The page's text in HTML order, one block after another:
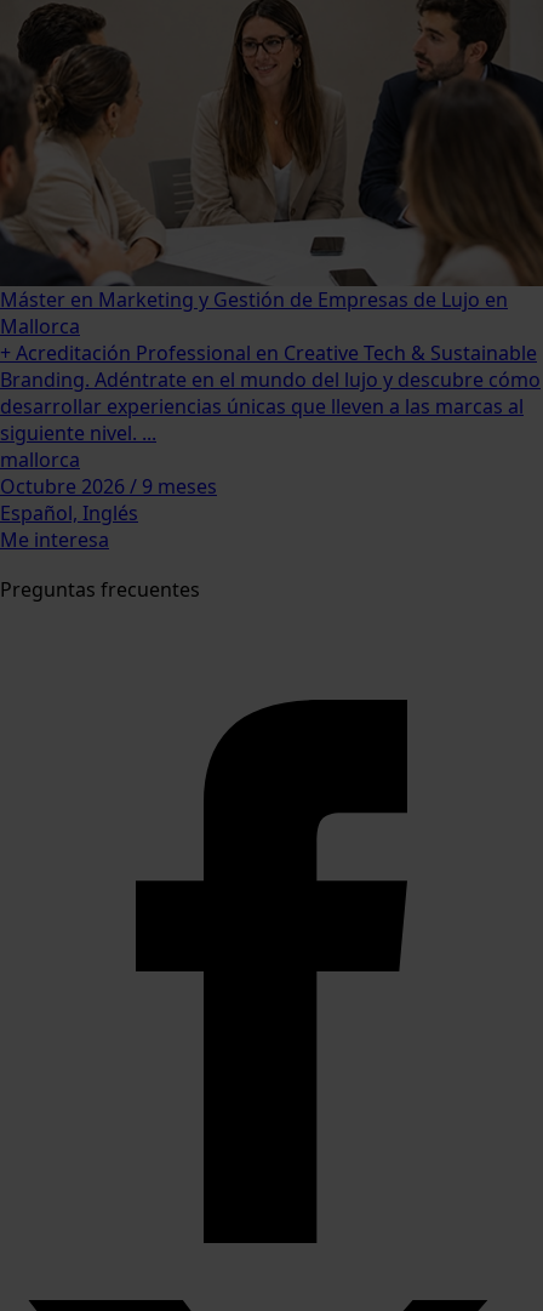
Máster en Marketing y Gestión de Empresas de Lujo en
Mallorca
+ Acreditación Professional en Creative Tech & Sustainable
Branding. Adéntrate en el mundo del lujo y descubre cómo
desarrollar experiencias únicas que lleven a las marcas al
siguiente nivel. ...
mallorca
Octubre 2026 / 9 meses
Español, Inglés
Me interesa
Preguntas frecuentes